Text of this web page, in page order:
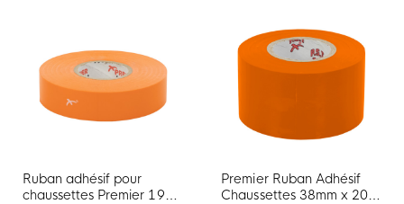
Ruban adhésif pour
chaussettes Premier 19
Premier Ruban Adhésif
Chaussettes 38mm x 20m